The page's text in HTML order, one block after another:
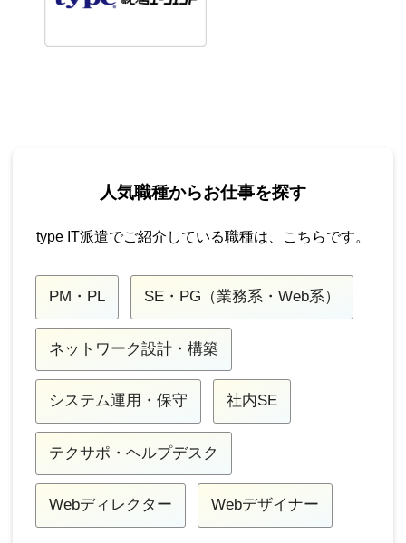
人気職種からお仕事を探す
type IT派遣でご紹介している職種は、こちらです。
PM・PL SE・PG（業務系・Web系）
ネットワーク設計・構築
システム運用・保守 社内SE
テクサポ・ヘルプデスク
Webディレクター Webデザイナー